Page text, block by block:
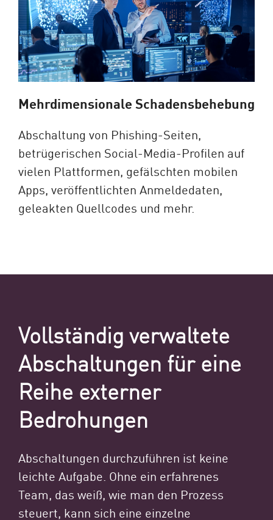
Mehrdimensionale Schadensbehebung
Abschaltung von Phishing-Seiten,
betrügerischen Social-Media-Profilen auf
vielen Plattformen, gefälschten mobilen
Apps, veröffentlichten Anmeldedaten,
geleakten Quellcodes und mehr.
Vollständig verwaltete
Abschaltungen für eine
Reihe externer
Bedrohungen
Abschaltungen durchzuführen ist keine
leichte Aufgabe. Ohne ein erfahrenes
Team, das weiß, wie man den Prozess
steuert, kann sich eine einzelne